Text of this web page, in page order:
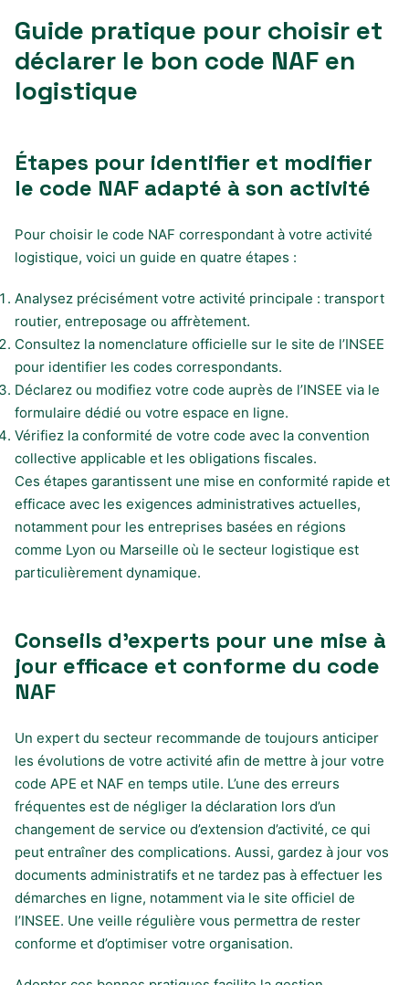
Guide pratique pour choisir et
déclarer le bon code NAF en
logistique
Étapes pour identifier et modifier
le code NAF adapté à son activité
Pour choisir le code NAF correspondant à votre activité
logistique, voici un guide en quatre étapes :
Analysez précisément votre activité principale : transport
routier, entreposage ou affrètement.
Consultez la nomenclature officielle sur le site de l’INSEE
pour identifier les codes correspondants.
Déclarez ou modifiez votre code auprès de l’INSEE via le
formulaire dédié ou votre espace en ligne.
Vérifiez la conformité de votre code avec la convention
collective applicable et les obligations fiscales.
Ces étapes garantissent une mise en conformité rapide et
efficace avec les exigences administratives actuelles,
notamment pour les entreprises basées en régions
comme Lyon ou Marseille où le secteur logistique est
particulièrement dynamique.
Conseils d’experts pour une mise à
jour efficace et conforme du code
NAF
Un expert du secteur recommande de toujours anticiper
les évolutions de votre activité afin de mettre à jour votre
code APE et NAF en temps utile. L’une des erreurs
fréquentes est de négliger la déclaration lors d’un
changement de service ou d’extension d’activité, ce qui
peut entraîner des complications. Aussi, gardez à jour vos
documents administratifs et ne tardez pas à effectuer les
démarches en ligne, notamment via le site officiel de
l’INSEE. Une veille régulière vous permettra de rester
conforme et d’optimiser votre organisation.